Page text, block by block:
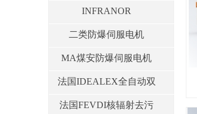
INFRANOR
二类防爆伺服电机
MA煤安防爆伺服电机
法国IDEALEX全自动双
盖机构等
法国FEVDI核辐射去污